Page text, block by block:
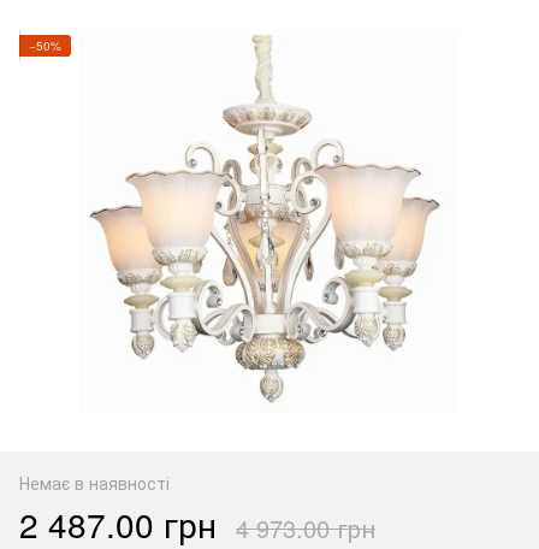
−50%
Немає в наявності
2 487.00 грн 4 973.00 грн